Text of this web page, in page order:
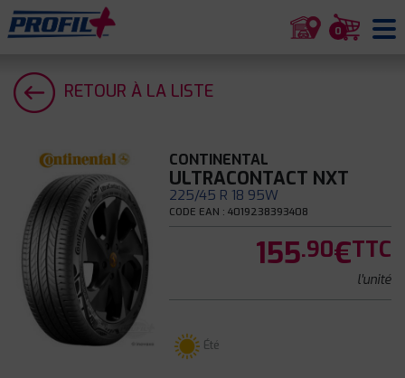
0
RETOUR À LA LISTE
CONTINENTAL
ULTRACONTACT NXT
225/45 R 18 95W
CODE EAN : 4019238393408
155.90€TTC
l'unité
Été